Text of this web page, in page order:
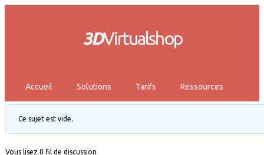
3DVirtualshop
Accueil Solutions Tarifs Ressources
Ce sujet est vide.
Vous lisez 0 fil de discussion